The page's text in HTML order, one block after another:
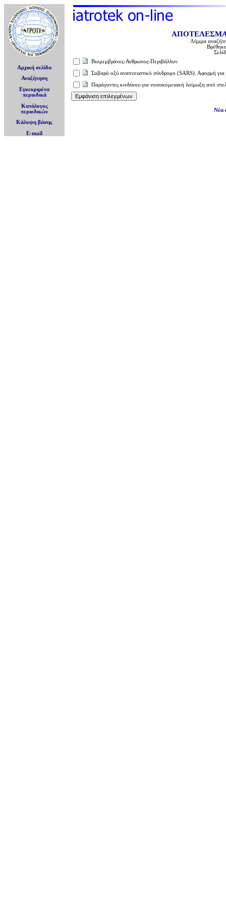
Αρχική σελίδα
Αναζήτηση
Εγκεκριμένα
περιοδικά
Κατάλογος
περιοδικών
Κάλυψη βάσης
E-mail
Λήμμα
Βιομεμβράνες-Ανθρωπος-Περιβάλλον
Σοβαρό οξύ αναπνευστικό σύνδρομο (SARS). Αφορμή για
Παράγοντες κινδύνου για νοσοκομειακή λοίμωξη από
Νέα